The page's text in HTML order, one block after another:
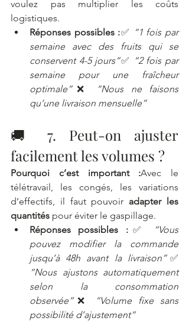
voulez pas multiplier les coûts
logistiques.
Réponses possibles :✅
“1 fois par
semaine avec des fruits qui se
conservent 4-5 jours”✅
“2 fois par
semaine pour une fraîcheur
optimale”❌
“Nous ne faisons
qu’une livraison mensuelle”
🚚 7. Peut-on ajuster
facilement les volumes ?
Pourquoi c’est important :Avec le
télétravail, les congés, les variations
d’effectifs, il faut pouvoir adapter les
quantités pour éviter le gaspillage.
Réponses possibles :✅
“Vous
pouvez modifier la commande
jusqu’à 48h avant la livraison”
“Nous ajustons automatiquement
selon la consommation
observée”❌
“Volume fixe sans
possibilité d’ajustement”